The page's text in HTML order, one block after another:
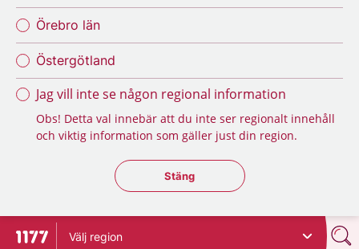
Örebro län
Östergötland
Jag vill inte se någon regional information
Obs! Detta val innebär att du inte ser regionalt innehåll
och viktig information som gäller just din region.
Stäng regionsväljaren
Stäng
Till startsidan för 1177
Välj region